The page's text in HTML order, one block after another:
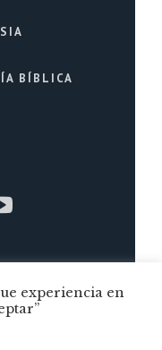
BÍBLICA
2026 / Todos
- Ecuador
experiencia en